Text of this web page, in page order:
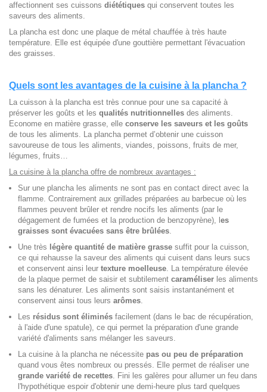
affectionnent ses cuissons diététiques qui conservent toutes les
saveurs des aliments.
La plancha est donc une plaque de métal chauffée à très haute
température. Elle est équipée d'une gouttière permettant l'évacuation
des graisses.
Quels sont les avantages de la cuisine à la plancha ?
La cuisson à la plancha est très connue pour une sa capacité à
préserver les goûts et les qualités nutritionnelles des aliments.
Econome en matière grasse, elle conserve les saveurs et les goûts
de tous les aliments. La plancha permet d’obtenir une cuisson
savoureuse de tous les aliments, viandes, poissons, fruits de mer,
légumes, fruits…
La cuisine à la plancha offre de nombreux avantages :
Sur une plancha les aliments ne sont pas en contact direct avec la
flamme. Contrairement aux grillades préparées au barbecue où les
flammes peuvent brûler et rendre nocifs les aliments (par le
dégagement de fumées et la production de benzopyrène), l es
graisses sont évacuées sans être brûlées.
Une très légère quantité de matière grasse suffit pour la cuisson,
ce qui rehausse la saveur des aliments qui cuisent dans leurs sucs
et conservent ainsi leur texture moelleuse. La température élevée
de la plaque permet de saisir et subtilement caraméliser les aliments
sans les dénaturer. Les aliments sont saisis instantanément et
conservent ainsi tous leurs arômes.
Les résidus sont éliminés facilement (dans le bac de récupération,
à l'aide d'une spatule), ce qui permet la préparation d'une grande
variété d'aliments sans mélanger les saveurs.
La cuisine à la plancha ne nécessite pas ou peu de préparation
quand vous êtes nombreux ou pressés. Elle permet de réaliser une
grande variété de recettes. Fini les galères pour allumer un feu dans
l'hypothétique espoir d'obtenir une demi-heure plus tard quelques